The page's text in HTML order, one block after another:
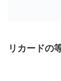
リカードの